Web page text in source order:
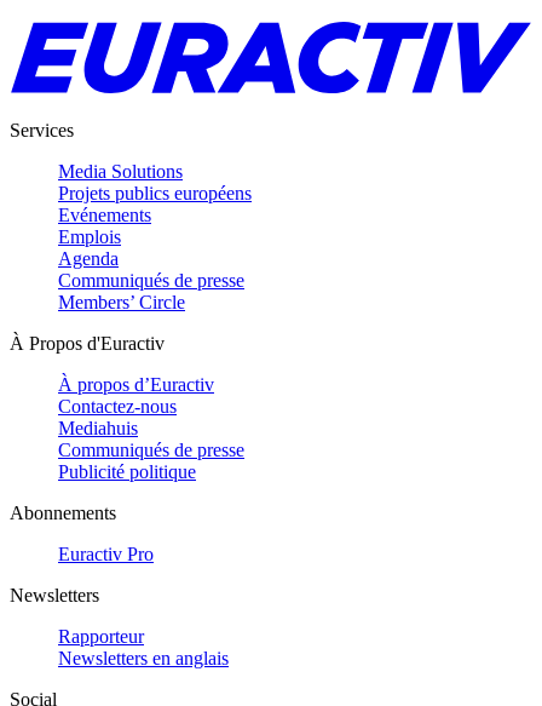
Services
Media Solutions
Projets publics européens
Evénements
Emplois
Agenda
Communiqués de presse
Members’ Circle
À Propos d'Euractiv
À propos d’Euractiv
Contactez-nous
Mediahuis
Communiqués de presse
Publicité politique
Abonnements
Euractiv Pro
Newsletters
Rapporteur
Newsletters en anglais
Social